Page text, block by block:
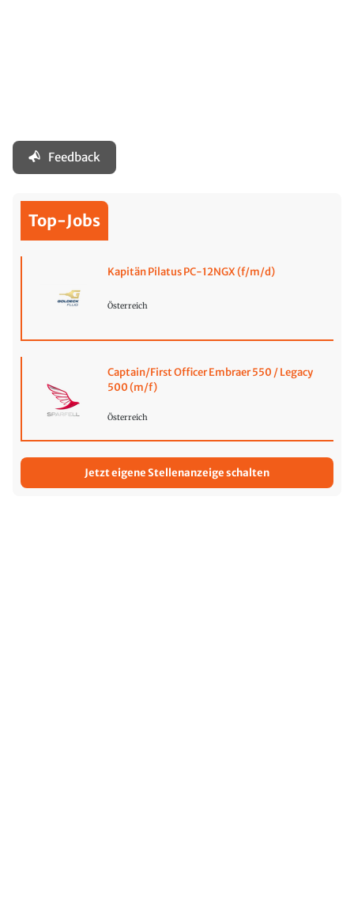
Feedback
Top-Jobs
Kapitän Pilatus PC-12NGX (f/m/d)
Österreich
Captain/First Officer Embraer 550 / Legacy
500 (m/f)
Österreich
Jetzt eigene Stellenanzeige schalten